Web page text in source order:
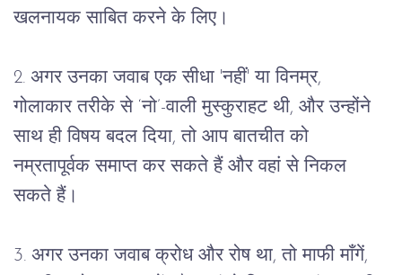
खलनायक साबित करने के लिए।
2. अगर उनका जवाब एक सीधा 'नहीं' या विनम्र,
गोलाकार तरीके से ‘नो’-वाली मुस्कुराहट थी, और उन्होंने
साथ ही विषय बदल दिया, तो आप बातचीत को
नम्रतापूर्वक समाप्त कर सकते हैं और वहां से निकल
सकते हैं।
3. अगर उनका जवाब क्रोध और रोष था, तो माफी माँगें,